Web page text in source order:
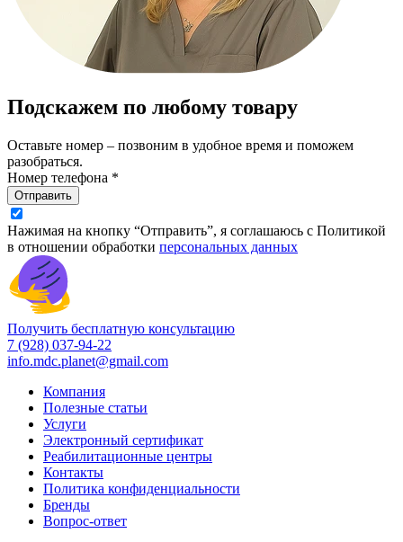
Подскажем по любому товару
Оставьте номер – позвоним в удобное время и поможем
разобраться.
Номер телефона *
Отправить
Нажимая на кнопку “Отправить”, я соглашаюсь с Политикой
в отношении обработки персональных данных
Получить бесплатную консультацию
7 (928) 037-94-22
info.mdc.planet@gmail.com
Компания
Полезные статьи
Услуги
Электронный сертификат
Реабилитационные центры
Контакты
Политика конфиденциальности
Бренды
Вопрос-ответ